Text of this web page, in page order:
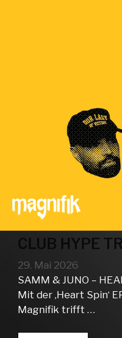
CLUB HYPE
29. Mai 2026
SAMM & JUNO –
Mit der ‚Heart Spin‘
Magnifik trifft …